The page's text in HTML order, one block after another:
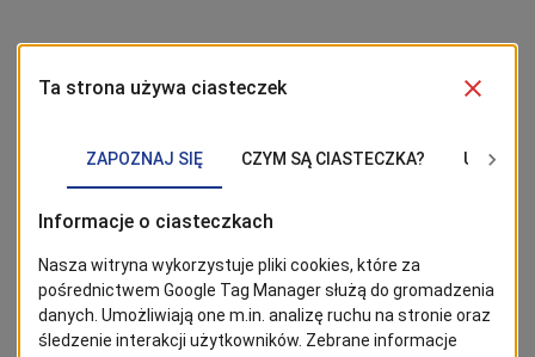
Kliknij w przycisk „Obserwuj”, aby być bieżąco z
wiadomościami ze Szczecina. Najbardziej interesujące wpisy
znajdziesz w Google News!
Obserwuj